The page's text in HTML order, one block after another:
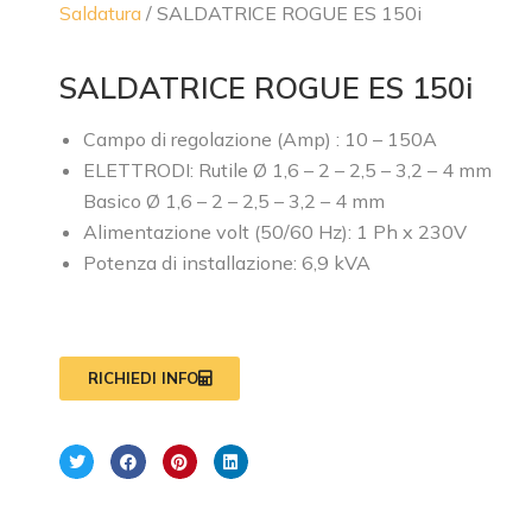
Saldatura / SALDATRICE ROGUE ES 150i
SALDATRICE ROGUE ES 150i
Campo di regolazione (Amp) : 10 – 150A
ELETTRODI: Rutile Ø 1,6 – 2 – 2,5 – 3,2 – 4 mm
Basico Ø 1,6 – 2 – 2,5 – 3,2 – 4 mm
Alimentazione volt (50/60 Hz): 1 Ph x 230V
Potenza di installazione: 6,9 kVA
RICHIEDI INFO